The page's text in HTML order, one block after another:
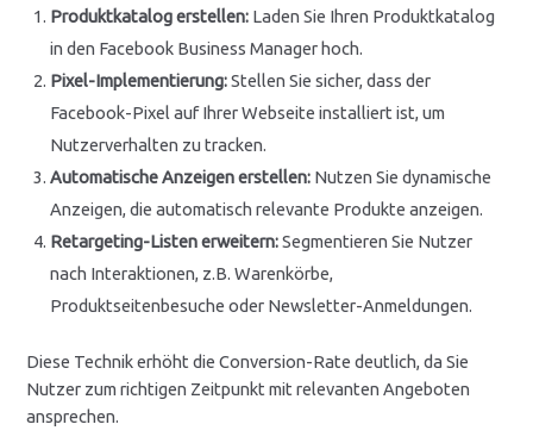
Produktkatalog erstellen: Laden Sie Ihren Produktkatalog
in den Facebook Business Manager hoch.
Pixel-Implementierung:Stellen Sie sicher, dass der
Facebook-Pixel auf Ihrer Webseite installiert ist, um
Nutzerverhalten zu tracken.
Automatische Anzeigen erstellen: Nutzen Sie dynamische
Anzeigen, die automatisch relevante Produkte anzeigen.
Retargeting-Listen erweitern:Segmentieren Sie Nutzer
nach Interaktionen, z.B. Warenkörbe,
Produktseitenbesuche oder Newsletter-Anmeldungen.
Diese Technik erhöht die Conversion-Rate deutlich, da Sie
Nutzer zum richtigen Zeitpunkt mit relevanten Angeboten
ansprechen.